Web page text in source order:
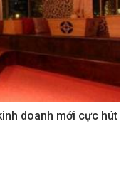
doanh mới cực hút